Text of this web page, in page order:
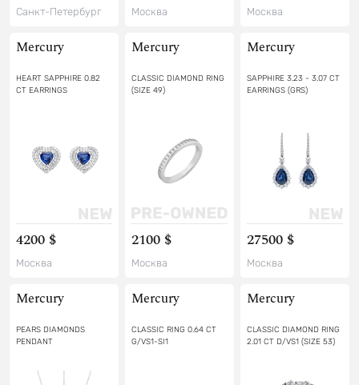
Санкт-Петербург Москва Москва
Mercury
HEART SAPPHIRE 0.82
CT EARRINGS
4200 $
Москва
Mercury
CLASSIC DIAMOND RING
(SIZE 49)
2100 $
Москва
Mercury
SAPPHIRE 3.23 - 3.07 CT
EARRINGS (GRS)
27500 $
Москва
Mercury
PEARS DIAMONDS
PENDANT
Mercury
CLASSIC RING 0.64 CT
G/VS1-SI1
Mercury
CLASSIC DIAMOND RING
2.01 CT D/VS1 (SIZE 53)